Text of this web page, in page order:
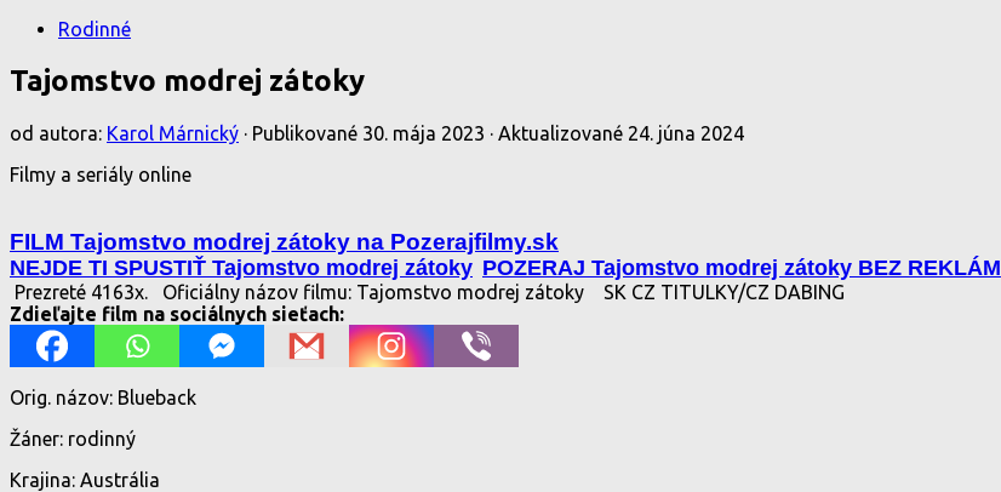
Rodinné
Tajomstvo modrej zátoky
od autora: Karol Márnický · Publikované 30. mája 2023 · Aktualizované 24. júna 2024
Filmy a seriály online
FILM Tajomstvo modrej zátoky na Pozerajfilmy.sk
NEJDE TI SPUSTIŤ Tajomstvo modrej zátoky POZERAJ Tajomstvo modrej zátoky BEZ REKLÁM
Prezreté 4163x. Oficiálny názov filmu: Tajomstvo modrej zátoky
SK CZ TITULKY/CZ DABING
Zdieľajte film na sociálnych sieťach:
Orig. názov: Blueback
Žáner: rodinný
Krajina: Austrália